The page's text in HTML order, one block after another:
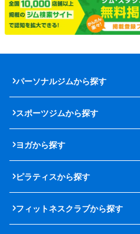
パーソナルジムから探す
スポーツジムから探す
ヨガから探す
ピラティスから探す
フィットネスクラブから探す